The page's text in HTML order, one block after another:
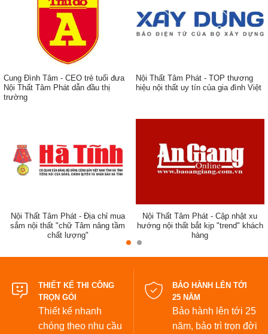
Cung Đình Tâm - CEO trẻ tuổi đưa
Nội Thất Tâm Phát dẫn đầu thị
trường
Nội Thất Tâm Phát - TOP thương
hiệu nội thất uy tín của gia đình Việt
Nội Thất Tâm Phát - Địa chỉ mua
sắm nội thất "chữ Tâm nâng tầm
chất lượng"
Nội Thất Tâm Phát - Cập nhật xu
hướng nội thất bắt kịp "trend" khách
hàng
THIẾT KẾ THI CÔNG
TRỌN GÓI
Thiết kế nhanh
chóng theo nhu cầu
BẢO HÀNH LÊN TỚI
25 NĂM
Bảo hành lên tới 25
năm, bảo trì trọn đời